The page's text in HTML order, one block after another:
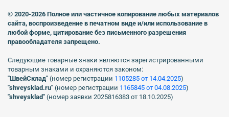
© 2020-2026 Полное или частичное копирование любых материалов
сайта, воспроизведение в печатном виде и/или использование в
любой форме, цитирование без письменного разрешения
правообладателя запрещено.
Следующие товарные знаки являются зарегистрированными
товарным знаками и охраняются законом:
"ШвейСклад" (номер регистрации 1105285 от 14.04.2025)
"shveуsklad.ru" (номер регистрации 1165845 от 04.08.2025)
"shveysklad" (номер заявки 2025816383 от 18.10.2025)